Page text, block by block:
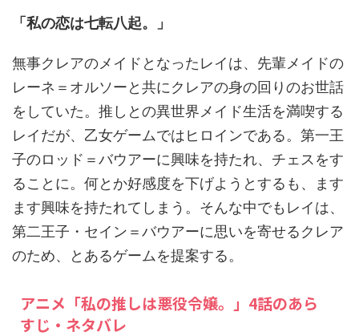
「私の恋は七転八起。」
無事クレアのメイドとなったレイは、先輩メイドの
レーネ＝オルソーと共にクレアの身の回りのお世話
をしていた。推しとの異世界メイド生活を満喫する
レイだが、乙女ゲームではヒロインである。第一王
子のロッド＝バウアーに興味を持たれ、チェスをす
ることに。何とか好感度を下げようとするも、ます
ます興味を持たれてしまう。そんな中でもレイは、
第二王子・セイン＝バウアーに思いを寄せるクレア
のため、とあるゲームを提案する。
アニメ「私の推しは悪役令嬢。」4話のあら
すじ・ネタバレ